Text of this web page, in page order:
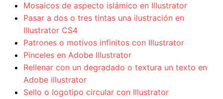
Mosaicos de aspecto islámico en Illustrator
Pasar a dos o tres tintas una ilustración en
Illustrator CS4
Patrones o motivos infinitos con Illustrator
Pinceles en Adobe Illustrator
Rellenar con un degradado o textura un texto en
Adobe illustrator
Sello o logotipo circular con Illustrator